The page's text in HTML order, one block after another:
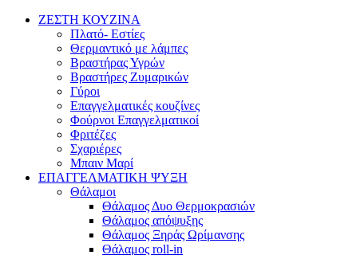
ΖΕΣΤΗ ΚΟΥΖΙΝΑ
Πλατό- Εστίες
Θερμαντικό με λάμπες
Βραστήρας Υγρών
Βραστήρες Ζυμαρικών
Γύροι
Επαγγελματικές κουζίνες
Φούρνοι Επαγγελματικοί
Φριτέζες
Σχαριέρες
Μπαιν Μαρί
ΕΠΑΓΓΕΛΜΑΤΙΚΗ ΨΥΞΗ
Θάλαμοι
Θάλαμος Δυο Θερμοκρασιών
Θάλαμος απόψυξης
Θάλαμος Ξηράς Ωρίμανσης
Θάλαμος roll-in